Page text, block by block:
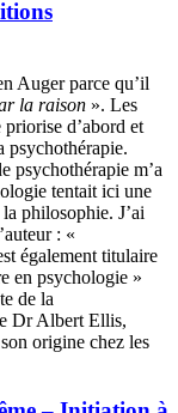
Auger parce qu’il
la raison ». Les
priorise d’abord et
psychothérapie.
psychothérapie m’a
tentait ici une
philosophie. J’ai
: «
également titulaire
en psychologie »
de la
Dr Albert Ellis,
origine chez les